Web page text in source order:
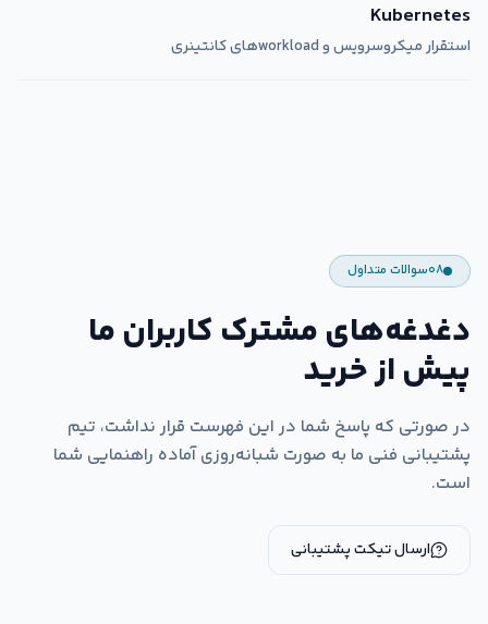
Kubernetes
استقرار میکروسرویس و workloadهای کانتینری
۰۸سوالات متداول
دغدغه‌های مشترک کاربران ما
پیش از خرید
در صورتی که پاسخ شما در این فهرست قرار نداشت، تیم
پشتیبانی فنی ما به صورت شبانه‌روزی آماده راهنمایی شما
است.
ارسال تیکت پشتیبانی